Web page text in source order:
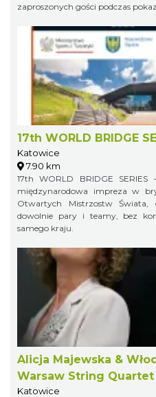
zaproszonych gości podczas
17th WORLD BRIDGE
Katowice
7.90 km
17th WORLD BRIDGE
międzynarodowa impreza w
Otwartych Mistrzostw
dowolnie pary i teamy, bez
samego kraju.
Alicja Majewska &
Warsaw String
Katowice